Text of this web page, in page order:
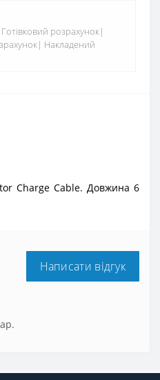
розрахунок|
Накладений
Charge Cable. Довжина 6
Написати відгук